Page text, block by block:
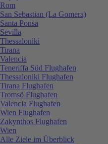
Rom
San Sebastian (La Gomera)
Santa Ponsa
Sevilla
Thessaloniki
Tirana
Valencia
Teneriffa Süd Flughafen
Thessaloniki Flughafen
Tirana Flughafen
Tromsö Flughafen
Valencia Flughafen
Wien Flughafen
Zakynthos Flughafen
Wien
Alle Ziele im Überblick